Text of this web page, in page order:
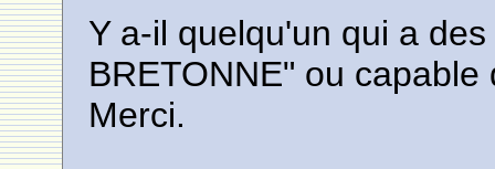
Y a-il quelqu'un qui a
BRETONNE" ou
Merci.